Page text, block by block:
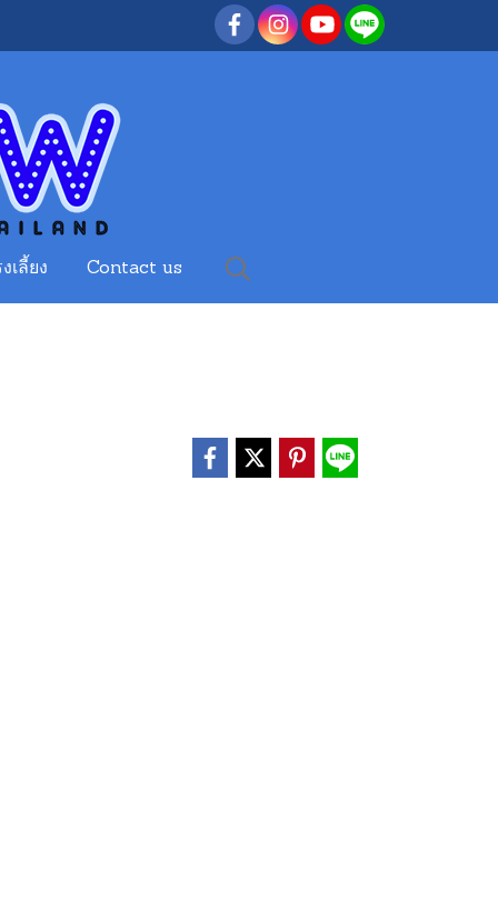
เลี้ยง Contact us